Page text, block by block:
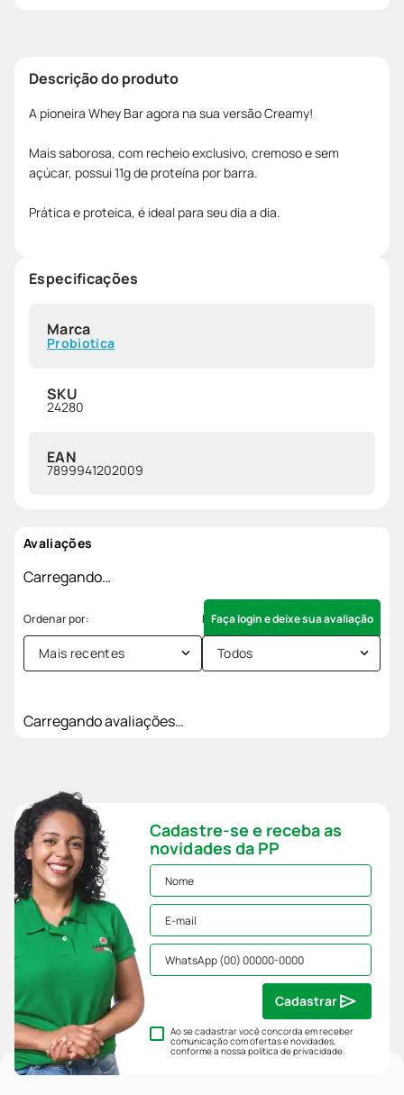
Descrição do produto
A pioneira Whey Bar agora na sua versão Creamy!
Mais saborosa, com recheio exclusivo, cremoso e sem
açúcar, possui 11g de proteína por barra.
Prática e proteica, é ideal para seu dia a dia.
Especificações
Marca
Probiotica
SKU
24280
EAN
7899941202009
Avaliações
Carregando…
Faça login e deixe sua avaliação
Mais recentes Todos
Carregando avaliações…
Cadastre-se e receba as
novidades da PP
Ao se cadastrar você concorda em receber
comunicação com ofertas e novidades,
conforme a nossapolítica de privacidade.
Cadastrar